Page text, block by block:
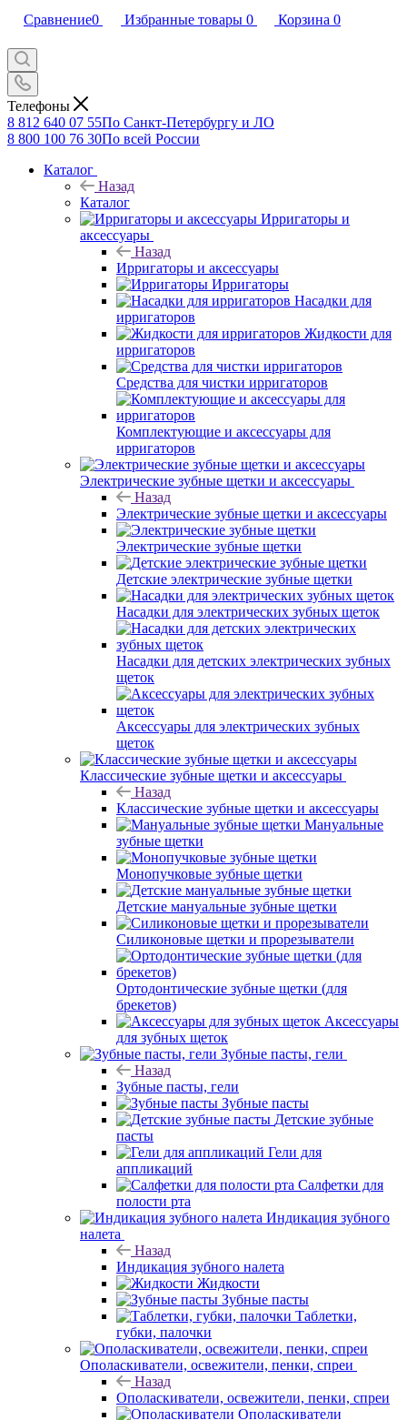
Сравнение0 Избранные товары 0 Корзина 0
Телефоны
8 812 640 07 55По Санкт-Петербургу и ЛО
8 800 100 76 30По всей России
Каталог
Назад
Каталог
Ирригаторы и
аксессуары
Назад
Ирригаторы и аксессуары
Ирригаторы
Насадки для
ирригаторов
Жидкости для
ирригаторов
Средства для чистки ирригаторов
Комплектующие и аксессуары для
ирригаторов
Электрические зубные щетки и аксессуары
Назад
Электрические зубные щетки и аксессуары
Электрические зубные щетки
Детские электрические зубные щетки
Насадки для электрических зубных щеток
Насадки для детских электрических зубных
щеток
Аксессуары для электрических зубных
щеток
Классические зубные щетки и аксессуары
Назад
Классические зубные щетки и аксессуары
Мануальные
зубные щетки
Монопучковые зубные щетки
Детские мануальные зубные щетки
Силиконовые щетки и прорезыватели
Ортодонтические зубные щетки (для
брекетов)
Аксессуары
для зубных щеток
Зубные пасты, гели
Назад
Зубные пасты, гели
Зубные пасты
Детские зубные
пасты
Гели для
аппликаций
Салфетки для
полости рта
Индикация зубного
налета
Назад
Индикация зубного налета
Жидкости
Зубные пасты
Таблетки,
губки, палочки
Ополаскиватели, освежители, пенки, спреи
Назад
Ополаскиватели, освежители, пенки, спреи
Ополаскиватели